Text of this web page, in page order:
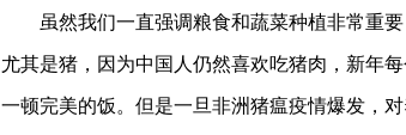
虽然我们一直强调粮食和蔬菜种植非常重
尤其是猪，因为中国人仍然喜欢吃猪肉，新年
一顿完美的饭。但是一旦非洲猪瘟疫情爆发，